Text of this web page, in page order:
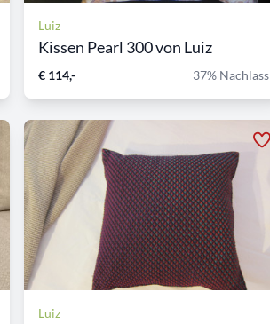
Luiz
Kissen Pearl 300 von Luiz
€ 114,- 37% Nachlass
Luiz